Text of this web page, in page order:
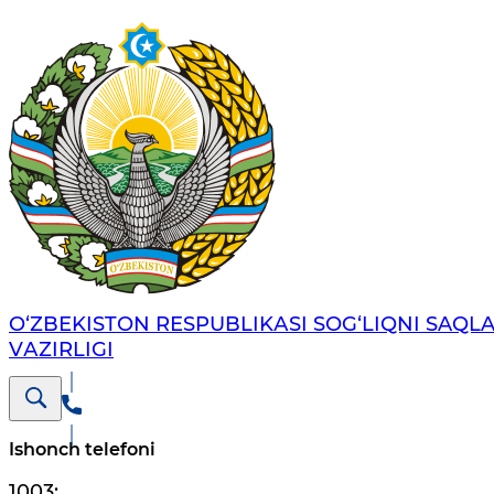
O‘ZBЕKISTОN RЕSPUBLIKАSI SОG‘LIQNI
VАZIRLIGI
Ishonch telefoni